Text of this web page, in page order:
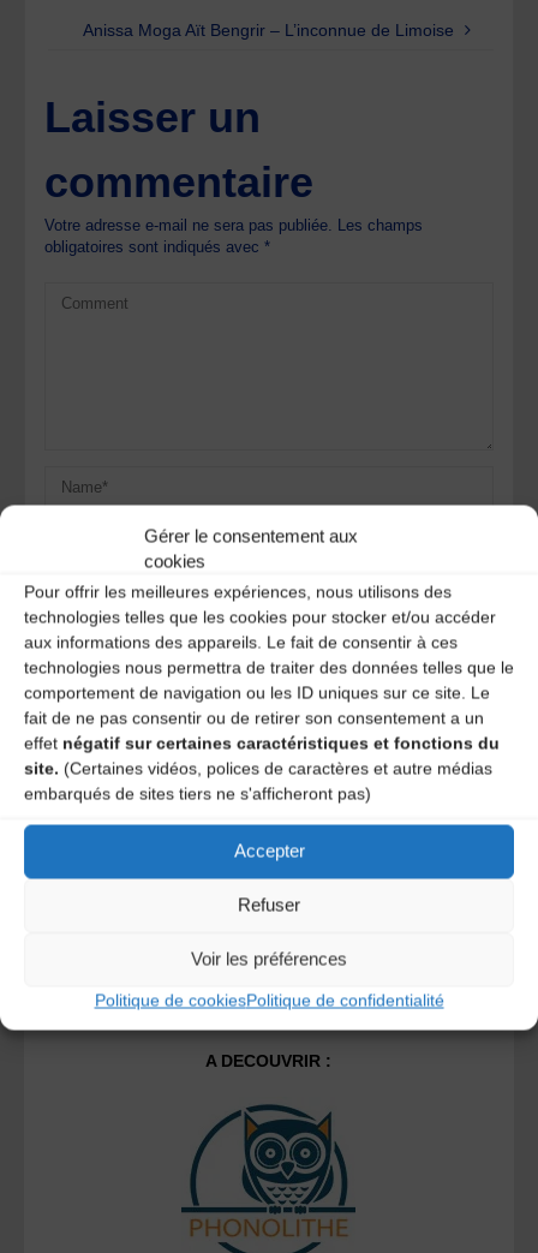
Gérer le consentement aux
cookies
Pour offrir les meilleures expériences, nous utilisons des
technologies telles que les cookies pour stocker et/ou accéder
aux informations des appareils. Le fait de consentir à ces
technologies nous permettra de traiter des données telles que le
comportement de navigation ou les ID uniques sur ce site. Le
fait de ne pas consentir ou de retirer son consentement a un
effet négatif sur certaines caractéristiques et fonctions du
site. (Certaines vidéos, polices de caractères et autre médias
embarqués de sites tiers ne s'afficheront pas)
Accepter
Refuser
Voir les préférences
Politique de cookiesPolitique de confidentialité
Anissa Moga Aït Bengrir – L’inconnue de Limoise
Laisser un
commentaire
Votre adresse e-mail ne sera pas publiée. Les champs
obligatoires sont indiqués avec*
Save my name, email, and site URL in my browser for next
time I post a comment.
Ce site utilise Akismet pour réduire les indésirables.En
savoir plus sur la façon dont les données de vos
A DECOUVRIR :